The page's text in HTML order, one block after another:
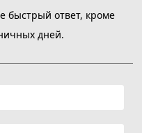
быстрый ответ, кроме
дней.